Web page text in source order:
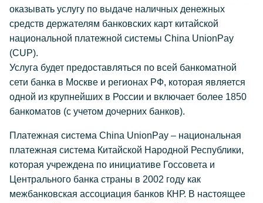
оказывать услугу по выдаче наличных денежных
средств держателям банковских карт китайской
национальной платежной системы China UnionPay
(CUP).
Услуга будет предоставляться по всей банкоматной
сети банка в Москве и регионах РФ, которая является
одной из крупнейших в России и включает более 1850
банкоматов (с учетом дочерних банков).
Платежная система China UnionPay – национальная
платежная система Китайской Народной Республики,
которая учреждена по инициативе Госсовета и
Центрального банка страны в 2002 году как
межбанковская ассоциация банков КНР. В настоящее